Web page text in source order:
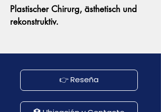
Plastischer Chirurg, ästhetisch und
rekonstruktiv.
👉 Reseña